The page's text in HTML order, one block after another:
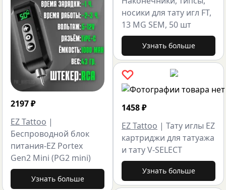
2197₽
EZ Tattoo |
Беспроводной блок
питания-EZ Portex
Gen2 Mini (PG2 mini)
Узнать больше
носики для тату игл FT,
13 MG SEM, 50 шт
Узнать больше
1458₽
EZ Tattoo | Тату иглы EZ
картриджи для татуажа
и тату V-SELECT
Узнать больше